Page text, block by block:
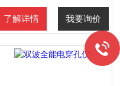
了解详情 我要询价